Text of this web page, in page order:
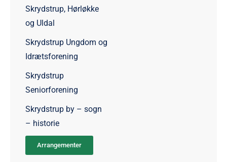
Skrydstrup, Hørløkke
og Uldal
Skrydstrup Ungdom og
Idrætsforening
Skrydstrup
Seniorforening
Skrydstrup by – sogn
– historie
Arrangementer